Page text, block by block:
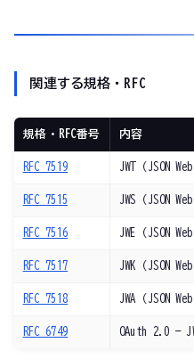
関連する規格・RFC
規格・RFC番号 内容
RFC 7519 JWT（JSON
RFC 7515 JWS（JSON
RFC 7516 JWE（JSON
RFC 7517 JWK（JSON
RFC 7518 JWA（JSON
RFC 6749 OAuth 2.0 —